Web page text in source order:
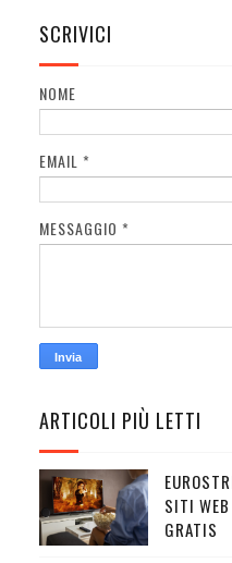
SCRIVICI
NOME
EMAIL *
MESSAGGIO *
ARTICOLI PIÙ LETTI
SITI WEB
GRATIS